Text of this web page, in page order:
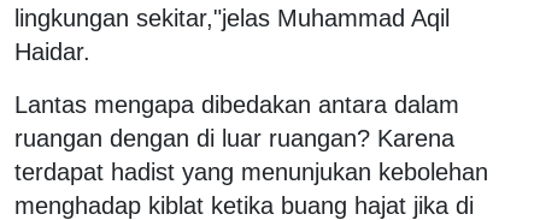
lingkungan sekitar,"jelas Muhammad Aqil
Haidar.
Lantas mengapa dibedakan antara dalam
ruangan dengan di luar ruangan? Karena
terdapat hadist yang menunjukan kebolehan
menghadap kiblat ketika buang hajat jika di